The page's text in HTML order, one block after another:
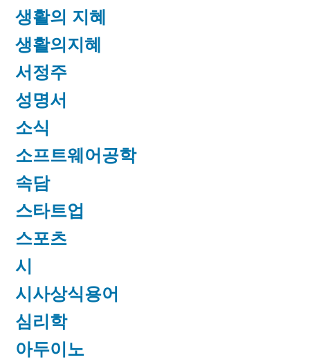
생활의 지혜
생활의지혜
서정주
성명서
소식
소프트웨어공학
속담
스타트업
스포츠
시
시사상식용어
심리학
아두이노